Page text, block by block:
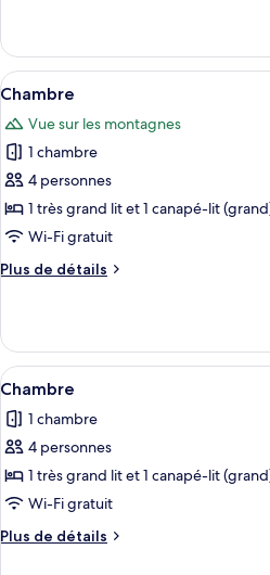
le
type
de
Chambre
Afficher
toutes
les
photos
pour
ce
type
chambre :
9
Chambre
Vue sur les montagnes
1 chambre
4 personnes
1 très grand lit et 1 canapé-lit
Wi-Fi gratuit
Plus de détails
Plus
le
type
de
Chambre
Afficher
toutes
les
photos
pour
ce
type
de
8
Chambre
1 chambre
4 personnes
1 très grand lit et 1 canapé-lit
Wi-Fi gratuit
Plus de détails
Plus